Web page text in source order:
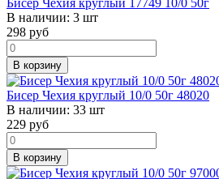
В наличии: 3 шт
298 руб
В корзину
Бисер Чехия круглый 10/0 50г 48020
В наличии: 33 шт
229 руб
В корзину